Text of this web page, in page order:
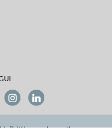
i diritti sono riservati.